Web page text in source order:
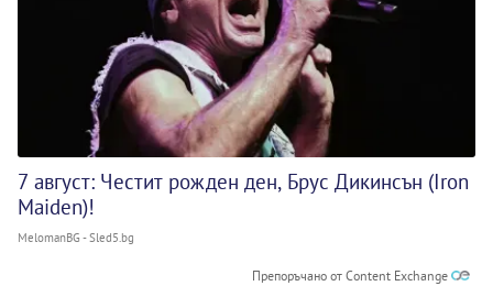
7 август: Честит рожден ден, Брус Дикинсън (Iron
Maiden)!
MelomanBG - Sled5.bg
Препоръчано от Content Exchange